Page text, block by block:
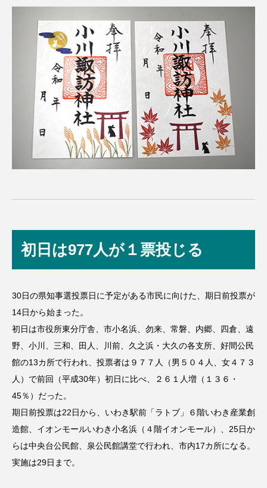
初日は977人が１票投じる
30日の県知事選投票日に予定がある市民に向けた、期日前投票が
14日から始まった。
初日は市役所東分庁舎、市小名浜、勿来、常磐、内郷、四倉、遠
野、小川、三和、田人、川前、久之浜・大久の各支所、好間公民
館の13カ所で行われ、投票者は９７７人（男５０４人、女４７３
人）で前回（平成30年）初日に比べ、２６１人増（１３６・
45％）だった。
期日前投票は22日から、いわき駅前「ラトブ」６階いわき産業創
造館、イオンモールいわき小名浜（４階イオンモール）、25日か
らは中央台公民館、泉公民館講堂で行われ、市内17カ所になる。
実施は29日まで。